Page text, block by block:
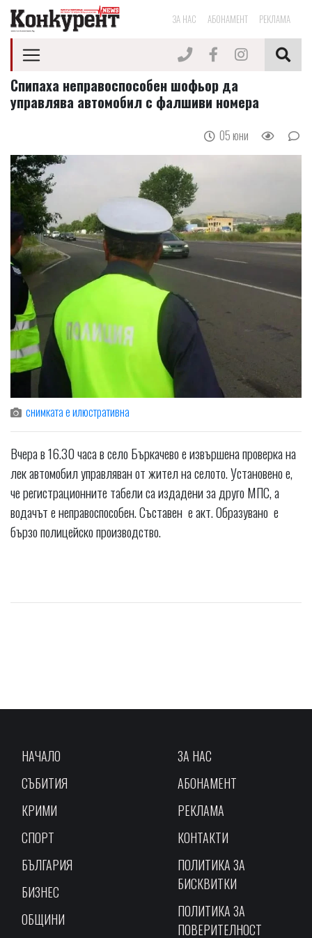
ЗА НАС АБОНАМЕНТ РЕКЛАМА
Спипаха неправоспособен шофьор да
управлява автомобил с фалшиви номера
05 юни
снимката е илюстративна
Вчера в 16.30 часа в село Бъркачево е извършена проверка на
лек автомобил управляван от жител на селото. Установено е,
че регистрационните табели са издадени за друго МПС, а
водачът е неправоспособен. Съставен е акт. Образувано е
бързо полицейско производство.
НАЧАЛО
СЪБИТИЯ
КРИМИ
СПОРТ
БЪЛГАРИЯ
БИЗНЕС
ОБЩИНИ
ЗА НАС
АБОНАМЕНТ
РЕКЛАМА
КОНТАКТИ
ПОЛИТИКА ЗА
БИСКВИТКИ
ПОЛИТИКА ЗА
ПОВЕРИТЕЛНОСТ